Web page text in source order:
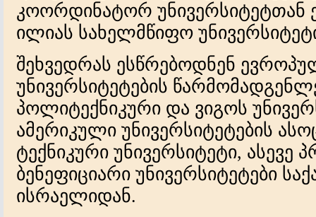
კოორდინატორ უნივერსიტეტთან
ილიას სახელმწიფო
შეხვედრას ესწრებოდნენ
უნივერსიტეტების
პოლიტექნიკური და ვიგოს
ამერიკული უნივერსიტეტების
ტექნიკური უნივერსიტეტი, ასევე
ბენეფიციარი უნივერსიტეტები
ისრაელიდან.